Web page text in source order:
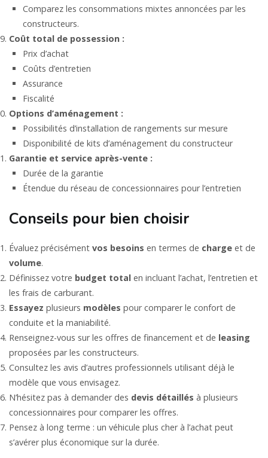
Comparez les consommations mixtes annoncées par les
constructeurs.
Coût total de possession :
Prix d’achat
Coûts d’entretien
Assurance
Fiscalité
Options d’aménagement :
Possibilités d’installation de rangements sur mesure
Disponibilité de kits d’aménagement du constructeur
Garantie et service après-vente :
Durée de la garantie
Étendue du réseau de concessionnaires pour l’entretien
Conseils pour bien choisir
Évaluez précisément vos besoins en termes de charge et de
volume.
Définissez votre budget total en incluant l’achat, l’entretien et
les frais de carburant.
Essayez plusieurs modèles pour comparer le confort de
conduite et la maniabilité.
Renseignez-vous sur les offres de financement et de leasing
proposées par les constructeurs.
Consultez les avis d’autres professionnels utilisant déjà le
modèle que vous envisagez.
N’hésitez pas à demander des devis détaillés à plusieurs
concessionnaires pour comparer les offres.
Pensez à long terme : un véhicule plus cher à l’achat peut
s’avérer plus économique sur la durée.